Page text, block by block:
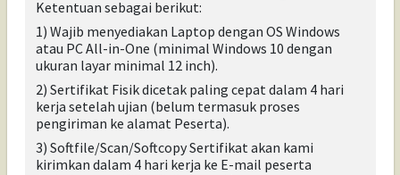
Ketentuan sebagai berikut:
1) Wajib menyediakan Laptop dengan OS Windows
atau PC All-in-One (minimal Windows 10 dengan
ukuran layar minimal 12 inch).
2) Sertifikat Fisik dicetak paling cepat dalam 4 hari
kerja setelah ujian (belum termasuk proses
pengiriman ke alamat Peserta).
3) Softfile/Scan/Softcopy Sertifikat akan kami
kirimkan dalam 4 hari kerja ke E-mail peserta